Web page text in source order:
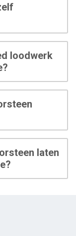
loodwerk
laten